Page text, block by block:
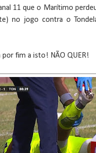
11 que o Marítimo
no jogo contra o
fim a isto! NÃO QUER!